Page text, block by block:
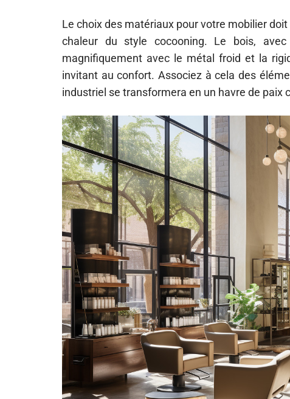
Le choix des matériaux pour votre mobilier
chaleur du style cocooning. Le bois,
magnifiquement avec le métal froid et la
invitant au confort. Associez à cela des
industriel se transformera en un havre de paix